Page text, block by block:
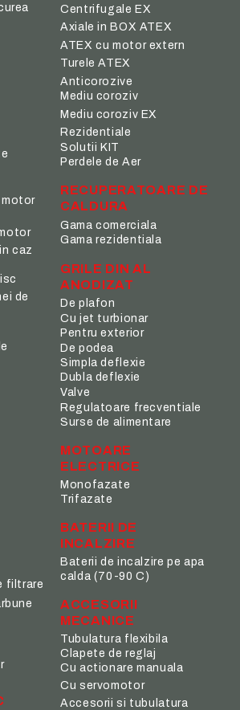
motor
caz
de
Centrifugale EX
Axiale in BOX ATEX
ATEX cu motor extern
Turele ATEX
Anticorozive
Mediu coroziv
Mediu coroziv EX
Rezidentiale
Solutii KIT
Perdele de Aer
RECUPERATOARE DE
CALDURA
Gama comerciala
Gama rezidentiala
GRILE DIN AL
ANODIZAT
De plafon
Cu jet turbionar
Pentru exterior
De podea
Simpla deflexie
Dubla deflexie
Valve
filtrare
Regulatoare frecventiale
Surse de alimentare
MOTOARE
ELECTRICE
Monofazate
Trifazate
BATERII DE
INCALZIRE
Baterii de incalzire pe apa
calda (70-90 C)
ACCESORII
MECANICE
Tubulatura flexibila
Clapete de reglaj
Cu actionare manuala
Cu servomotor
Accesorii si tubulatura